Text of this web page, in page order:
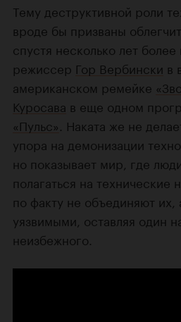
Тему деструктивной роли
вроде бы призваны
спустя несколько лет
режиссер Гор Вербински в
американском ремейке
Куросава в еще одном
«Пульс» . Наката же не
упора на демонизации
но показывает мир, где
полагаться на технические
по факту не объединяют
уязвимыми, оставляя один
неизбежного.